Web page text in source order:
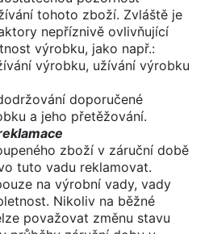
tohoto zboží. Zvláště je
nepříznivě ovlivňující
výrobku, jako např.:
výrobku, užívání výrobku
doporučené
a jeho přetěžování.
zboží v záruční době
tuto vadu reklamovat.
na výrobní vady, vady
Nikoliv na běžné
považovat změnu stavu